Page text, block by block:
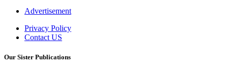
Advertisement
Privacy Policy
Contact US
Our Sister Publications